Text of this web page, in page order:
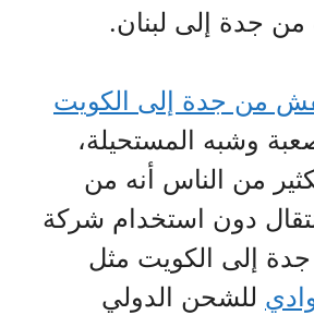
جدة إلى لبنان.
من جدة إلى الكويت
وشبه المستحيلة،
من الناس أنه من
دون استخدام شركة
إلى الكويت مثل
للشحن الدولي